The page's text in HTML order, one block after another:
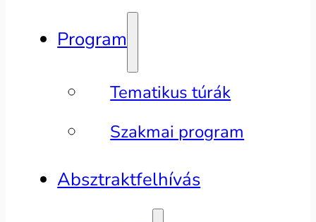
Program
Tematikus túrák
Szakmai program
Absztraktfelhívás